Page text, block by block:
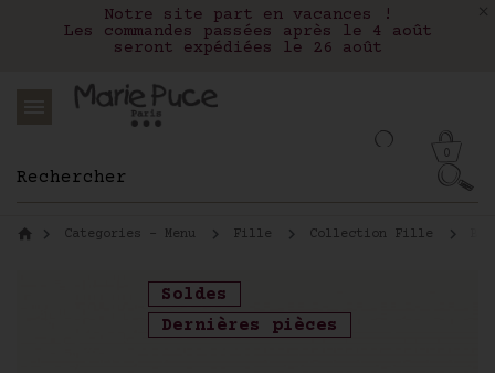
Notre site part en vacances !
Les commandes passées après le 4 août
seront expédiées le 26 août
Nous livrons aux Etats-Unis avec FEDEX
Livraison en relais colis en France,
Belgique, Luxembourg, Portugal et Espagne
0
Categories - Menu Fille Collection Fille
Soldes
Dernières pièces